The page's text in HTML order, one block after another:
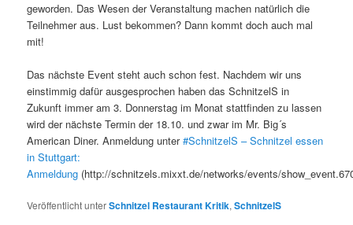
geworden. Das Wesen der Veranstaltung machen natürlich die
Teilnehmer aus. Lust bekommen? Dann kommt doch auch mal
mit!
Das nächste Event steht auch schon fest. Nachdem wir uns
einstimmig dafür ausgesprochen haben das SchnitzelS in
Zukunft immer am 3. Donnerstag im Monat stattfinden zu lassen
wird der nächste Termin der 18.10. und zwar im Mr. Big´s
American Diner. Anmeldung unter#SchnitzelS – Schnitzel essen
in Stuttgart:
Anmeldung (http://schnitzels.mixxt.de/networks/events/
Veröffentlicht unterSchnitzel Restaurant Kritik,SchnitzelS